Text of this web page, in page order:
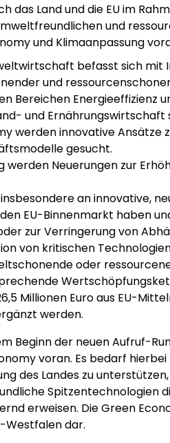
Land und die EU im
und
und Klimaanpassung
befasst sich mit
und
Bereichen Energieeffizienz
und
werden innovative Ansätze
gesucht.
werden Neuerungen zur
an innovative,
EU-Binnenmarkt haben
zur Verringerung von
von kritischen
oder
Millionen Euro aus EU-
werden.
Beginn der neuen Aufruf-
voran. Es bedarf
des Landes zu
Spitzentechnologien
erweisen. Die Green
Westfalen dar.